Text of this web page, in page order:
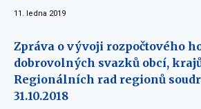
11. ledna 2019
Zpráva o vývoji rozpočtového
dobrovolných svazků obcí,
Regionálních rad regionů
31.10.2018